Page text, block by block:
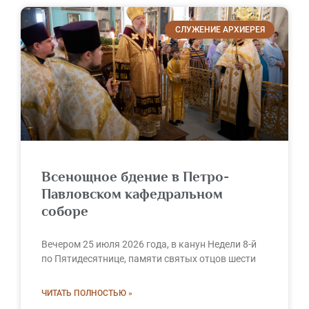
СЛУЖЕНИЕ АРХИЕРЕЯ
Всенощное бдение в Петро-
Павловском кафедральном
соборе
Вечером 25 июля 2026 года, в канун Недели 8-й
по Пятидесятнице, памяти святых отцов шести
ЧИТАТЬ ПОЛНОСТЬЮ »